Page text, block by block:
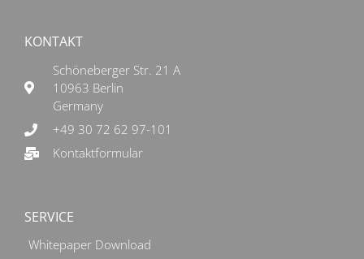
SERVICE
Whitepaper Download
KONTAKT
Schöneberger Str. 21 A
10963 Berlin
Germany
+49 30 72 62 97-101
Kontaktformular